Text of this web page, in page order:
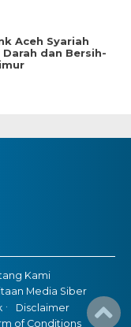
Aceh Syariah
dan Bersih-
Kami
Media Siber
Disclaimer
of Conditions